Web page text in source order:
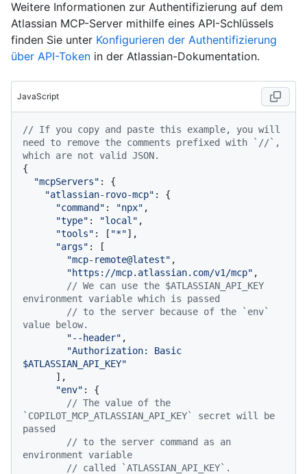
Weitere Informationen zur Authentifizierung auf dem
Atlassian MCP-Server mithilfe eines API-Schlüssels
finden Sie unter Konfigurieren der Authentifizierung
über API-Token in der Atlassian-Dokumentation.
JavaScript
// If you copy and paste this example, you will
need to remove the comments prefixed with `//`,
which are not valid JSON.
{
"mcpServers" : {
"atlassian-rovo-mcp" : {
"command" : "npx" ,
"type" : "local" ,
"tools" : [ "*"],
"args" : [
"mcp-remote@latest" ,
"https://mcp.atlassian.com/v1/mcp" ,
// We can use the $ATLASSIAN_API_KEY
environment variable which is passed
// to the server because of the `env`
value below.
"--header" ,
"Authorization: Basic
$ATLASSIAN_API_KEY"
"env" : {
// The value of the
`COPILOT_MCP_ATLASSIAN_API_KEY` secret will be
passed
// to the server command as an
environment variable
// called `ATLASSIAN_API_KEY`.